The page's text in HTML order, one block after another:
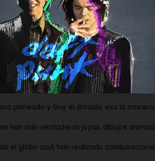
plateado y Guy el dorado, esa la
han sido verdaderas joyas, dibujos
el globo azul, han realizado